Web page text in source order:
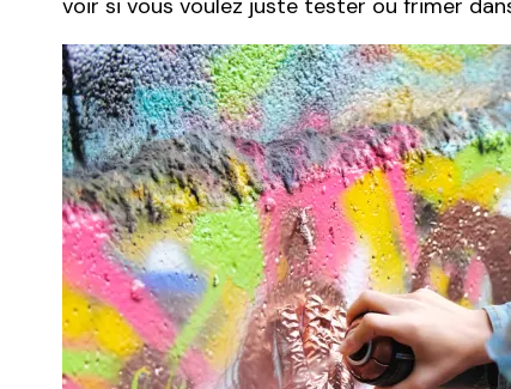
voir si vous voulez juste tester ou frimer